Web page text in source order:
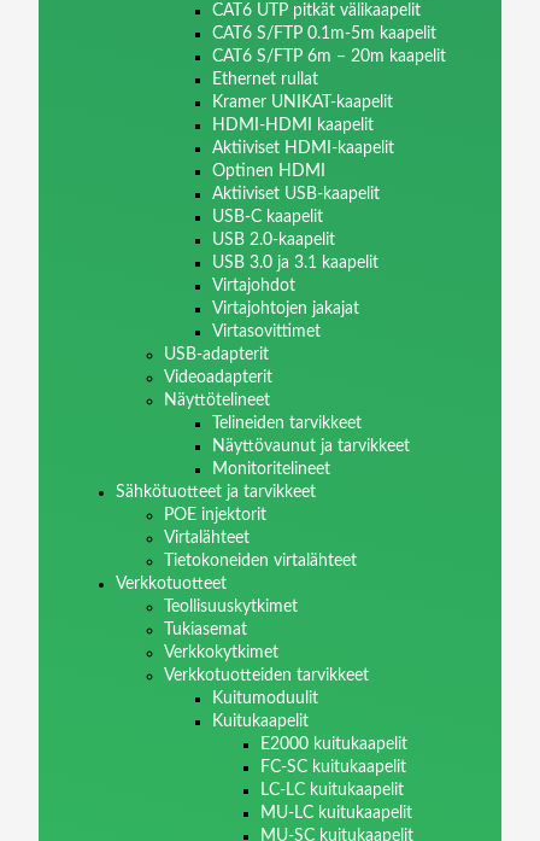
CAT6 UTP pitkät välikaapelit
CAT6 S/FTP 0.1m-5m kaapelit
CAT6 S/FTP 6m – 20m kaapelit
Ethernet rullat
Kramer UNIKAT-kaapelit
HDMI-HDMI kaapelit
Aktiiviset HDMI-kaapelit
Optinen HDMI
Aktiiviset USB-kaapelit
USB-C kaapelit
USB 2.0-kaapelit
USB 3.0 ja 3.1 kaapelit
Virtajohdot
Virtajohtojen jakajat
Virtasovittimet
USB-adapterit
Videoadapterit
Näyttötelineet
Telineiden tarvikkeet
Näyttövaunut ja tarvikkeet
Monitoritelineet
Sähkötuotteet ja tarvikkeet
POE injektorit
Virtalähteet
Tietokoneiden virtalähteet
Verkkotuotteet
Teollisuuskytkimet
Tukiasemat
Verkkokytkimet
Verkkotuotteiden tarvikkeet
Kuitumoduulit
Kuitukaapelit
E2000 kuitukaapelit
FC-SC kuitukaapelit
LC-LC kuitukaapelit
MU-LC kuitukaapelit
MU-SC kuitukaapelit